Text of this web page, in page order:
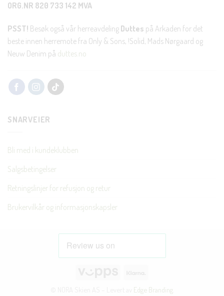
ORG.NR 820 733 142 MVA
PSST! Besøk også vår herreavdeling Duttes på Arkaden for det
beste innen herremote fra Only & Sons, !Solid, Mads Nørgaard og
Neuw Denim på duttes.no
SNARVEIER
Bli med i kundeklubben
Salgsbetingelser
Retningslinjer for refusjon og retur
Brukervilkår og informasjonskapsler
Edge Branding